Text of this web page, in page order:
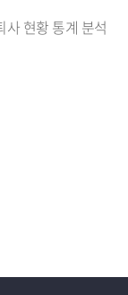
사 현황 통계 분석